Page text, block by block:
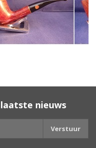
nieuws
Verstuur